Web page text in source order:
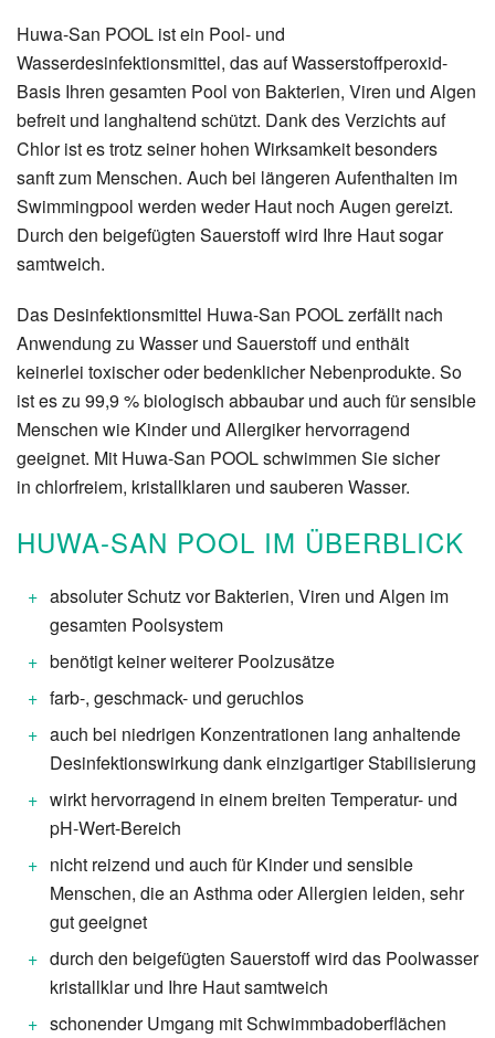
Huwa-San POOL ist ein Pool- und
Wasserdesinfektionsmittel, das auf Wasserstoffperoxid-
Basis Ihren gesamten Pool von Bakterien, Viren und Algen
befreit und langhaltend schützt. Dank des Verzichts auf
Chlor ist es trotz seiner hohen Wirksamkeit besonders
sanft zum Menschen. Auch bei längeren Aufenthalten im
Swimmingpool werden weder Haut noch Augen gereizt.
Durch den beigefügten Sauerstoff wird Ihre Haut sogar
samtweich.
Das Desinfektionsmittel Huwa-San POOL zerfällt nach
Anwendung zu Wasser und Sauerstoff und enthält
keinerlei toxischer oder bedenklicher Nebenprodukte. So
ist es zu 99,9 % biologisch abbaubar und auch für sensible
Menschen wie Kinder und Allergiker hervorragend
geeignet. Mit Huwa-San POOL schwimmen Sie sicher
in chlorfreiem, kristallklaren und sauberen Wasser.
HUWA-SAN POOL IM ÜBERBLICK
absoluter Schutz vor Bakterien, Viren und Algen im
gesamten Poolsystem
benötigt keiner weiterer Poolzusätze
farb-, geschmack- und geruchlos
auch bei niedrigen Konzentrationen lang anhaltende
Desinfektionswirkung dank einzigartiger Stabilisierung
wirkt hervorragend in einem breiten Temperatur- und
pH-Wert-Bereich
nicht reizend und auch für Kinder und sensible
Menschen, die an Asthma oder Allergien leiden, sehr
gut geeignet
durch den beigefügten Sauerstoff wird das Poolwasser
kristallklar und Ihre Haut samtweich
schonender Umgang mit Schwimmbadoberflächen